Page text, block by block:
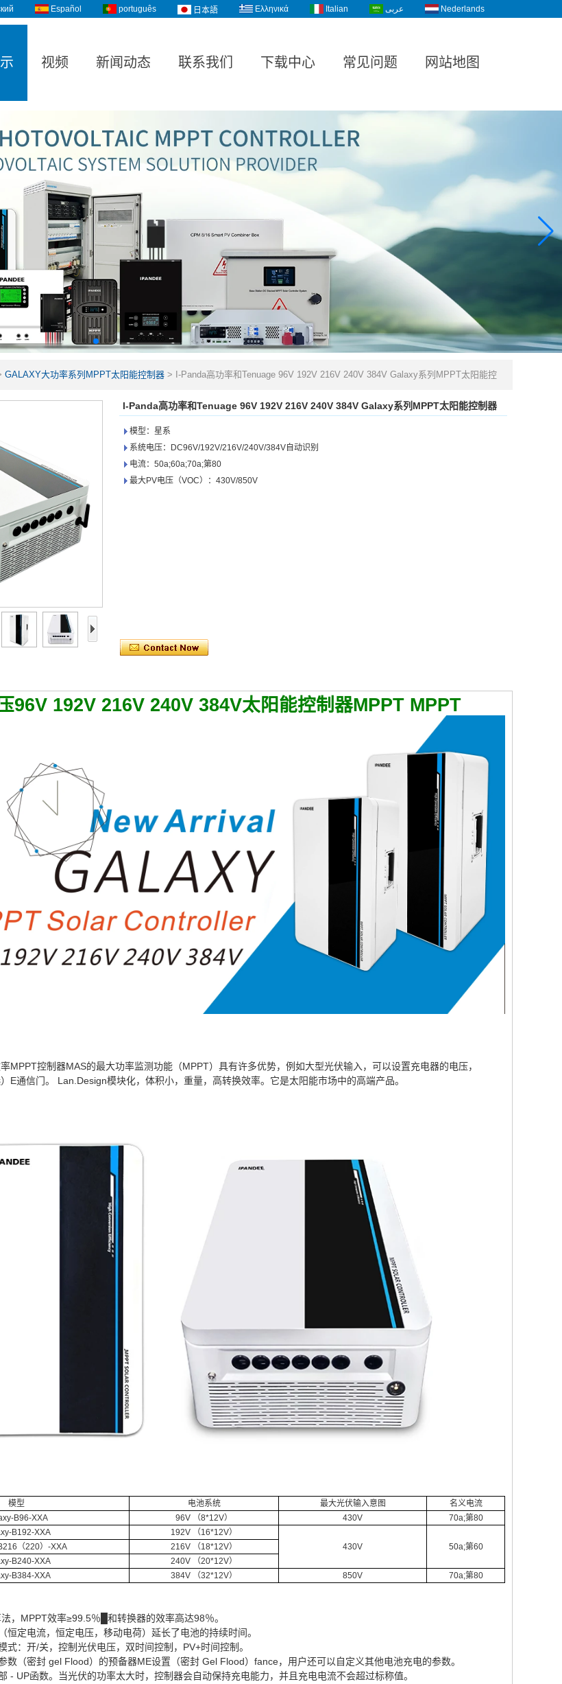
Español português 日本語 Ελληνικά Italian عربى Nederlands
视频 新闻动态 联系我们 下载中心 常见问题 网站地图
GALAXY大功率系列MPPT太阳能控制器 > I-Panda高功率和Tenuage 96V 192V 216V 240V 384V Galaxy系列MPPT太阳能控
I-Panda高功率和Tenuage 96V 192V 216V 240V 384V Galaxy系列MPPT太阳能控制器
模型：星系
系统电压：DC96V/192V/216V/240V/384V自动识别
电流：50a;60a;70a;第80
最大PV电压（VOC）：430V/850V
96V 192V 216V 240V 384V太阳能控制器MPPT MPPT
MPPT控制器MAS的最大功率监测功能（MPPT）具有许多优势，例如大型光伏输入，可以设置充电器的电压，
E通信门。 Lan.Design模块化，体积小，重量，高转换效率。它是太阳能市场中的高端产品。
模型 电池系统 最大光伏输入意图
名义电流
B96-XXA
96V （8*12V） 430V
70a;第80
B192-XXA
192V （16*12V）
430V
50a;第60
（220）-XXA
216V （18*12V）
B240-XXA
240V （20*12V）
B384-XXA
384V （32*12V） 850V 70a;第80
，MPPT效率≥99.5％█和转换器的效率高达98％。
恒定电流，恒定电压，移动电荷）延长了电池的持续时间。
式：开/关，控制光伏电压，双时间控制，PV+时间控制。
数（密封 gel Flood）的预备器ME设置（密封 Gel Flood）fance，用户还可以自定义其他电池充电的参数。
- UP函数。当光伏的功率太大时，控制器会自动保持充电能力，并且充电电流不会超过标称值。